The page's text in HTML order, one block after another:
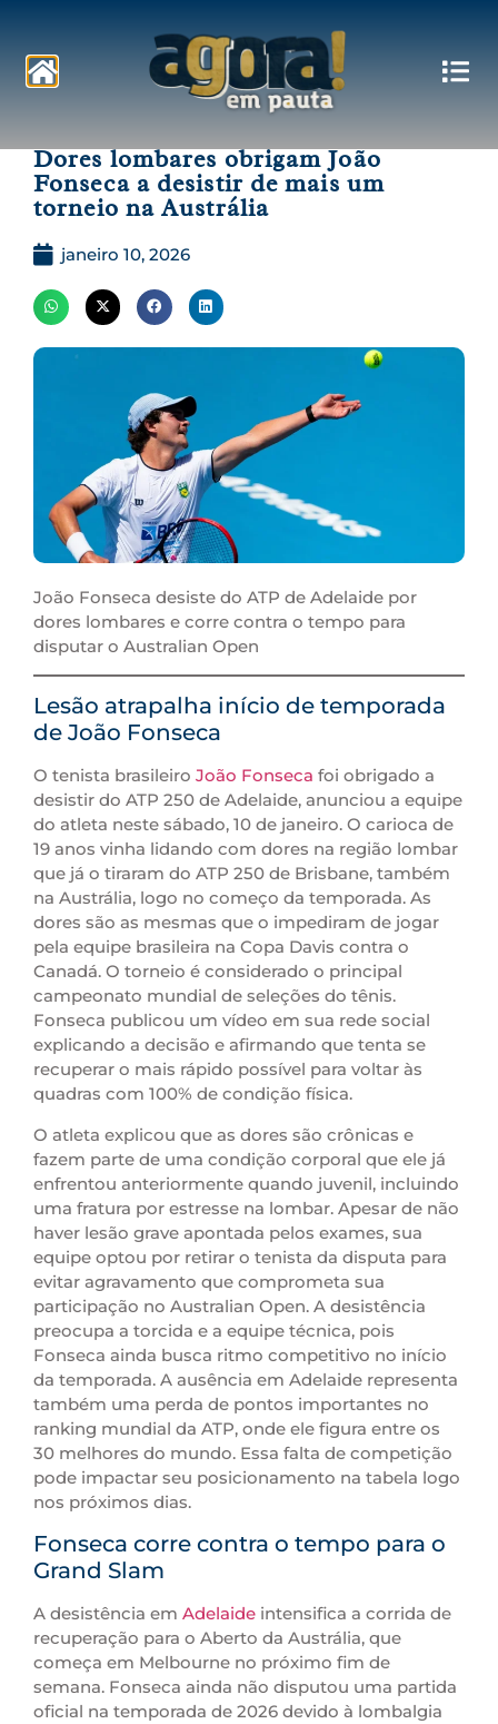
Dores lombares obrigam João
Fonseca a desistir de mais um
torneio na Austrália
janeiro 10, 2026
João Fonseca desiste do ATP de Adelaide por
dores lombares e corre contra o tempo para
disputar o Australian Open
Lesão atrapalha início de temporada
de João Fonseca
O tenista brasileiro João Fonseca foi obrigado a
desistir do ATP 250 de Adelaide, anunciou a equipe
do atleta neste sábado, 10 de janeiro. O carioca de
19 anos vinha lidando com dores na região lombar
que já o tiraram do ATP 250 de Brisbane, também
na Austrália, logo no começo da temporada. As
dores são as mesmas que o impediram de jogar
pela equipe brasileira na Copa Davis contra o
Canadá. O torneio é considerado o principal
campeonato mundial de seleções do tênis.
Fonseca publicou um vídeo em sua rede social
explicando a decisão e afirmando que tenta se
recuperar o mais rápido possível para voltar às
quadras com 100% de condição física.
O atleta explicou que as dores são crônicas e
fazem parte de uma condição corporal que ele já
enfrentou anteriormente quando juvenil, incluindo
uma fratura por estresse na lombar. Apesar de não
haver lesão grave apontada pelos exames, sua
equipe optou por retirar o tenista da disputa para
evitar agravamento que comprometa sua
participação no Australian Open. A desistência
preocupa a torcida e a equipe técnica, pois
Fonseca ainda busca ritmo competitivo no início
da temporada. A ausência em Adelaide representa
também uma perda de pontos importantes no
ranking mundial da ATP, onde ele figura entre os
30 melhores do mundo. Essa falta de competição
pode impactar seu posicionamento na tabela logo
nos próximos dias.
Fonseca corre contra o tempo para o
Grand Slam
A desistência em Adelaide intensifica a corrida de
recuperação para o Aberto da Austrália, que
começa em Melbourne no próximo fim de
semana. Fonseca ainda não disputou uma partida
oficial na temporada de 2026 devido à lombalgia